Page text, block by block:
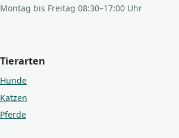
Montag bis Freitag 08:30–17:00 Uhr
Tierarten
Hunde
Katzen
Pferde